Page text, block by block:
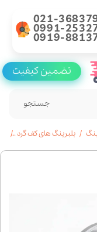
021-
0991-
0919-
جستجو
تضمین کیفیت
بلبرینگ های کف گرد